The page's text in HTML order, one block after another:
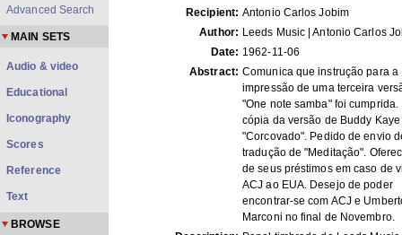
Recipient: Antonio Carlos Jobim
Author: Leeds Music | Antonio Carlos
Date: 1962-11-06
Abstract: Comunica que instrução para a
impressão de uma terceira
"One note samba" foi cumprida.
cópia da versão de Buddy
"Corcovado". Pedido de envio
tradução de "Meditação".
de seus préstimos em caso de
ACJ ao EUA. Desejo de poder
encontrar-se com ACJ e
Marconi no final de Novembro.
Advanced Search
MAIN SETS
Audio & video
Educational
Iconography
Scores
Reference
Text
BROWSE